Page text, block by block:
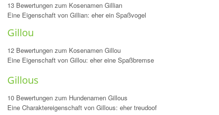
13 Bewertungen zum Kosenamen Gillian
Eine Eigenschaft von Gillian: eher ein Spaßvogel
Gillou
12 Bewertungen zum Kosenamen Gillou
Eine Eigenschaft von Gillou: eher eine Spaßbremse
Gillous
10 Bewertungen zum Hundenamen Gillous
Eine Charaktereigenschaft von Gillous: eher treudoof